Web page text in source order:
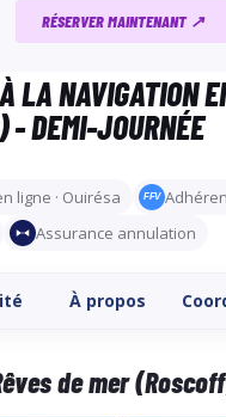
LA NAVIGATION
- DEMI-JOURNÉE
ligne · Ouirésa
FFV
Assurance annulation
À propos
de mer
RÉSERVER MAINTENANT ↗